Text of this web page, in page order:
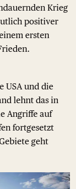
Krieg
positiver
ersten
USA und die
lehnt das in
Angriffe auf
fortgesetzt
geht